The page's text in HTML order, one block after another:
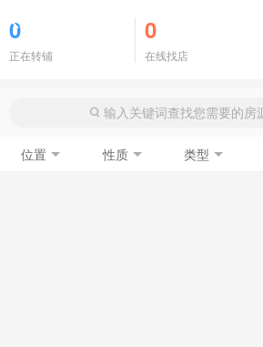
0
正在转铺
0
在线找店
位置 性质 类型